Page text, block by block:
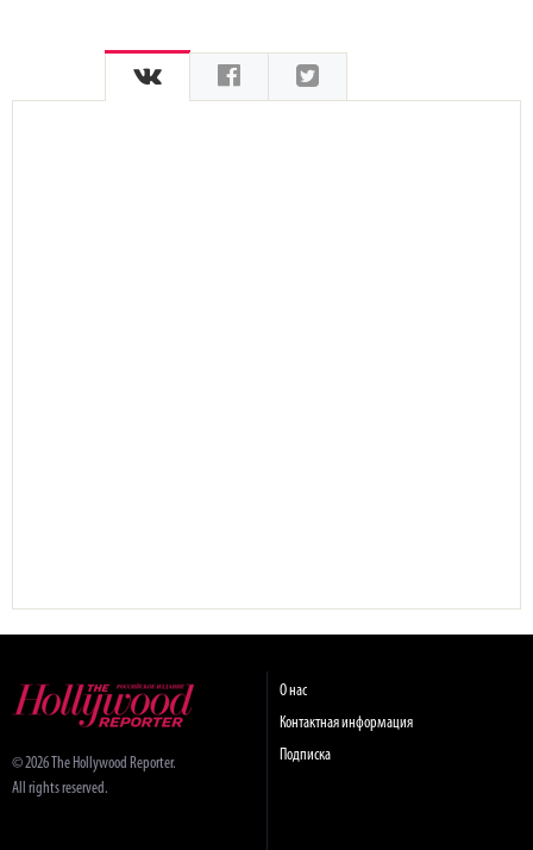
© 2026 The Hollywood Reporter.
All rights reserved.
О нас
Контактная информация
Подписка